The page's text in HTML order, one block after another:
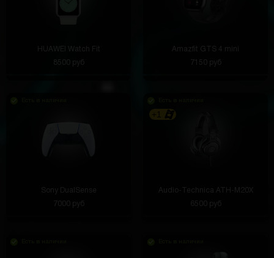
HUAWEI Watch Fit
8500 руб
Amazfit GTS 4 mini
7150 руб
Sony DualSense
7000 руб
+1
Audio-Technica ATH-M20X
6500 руб